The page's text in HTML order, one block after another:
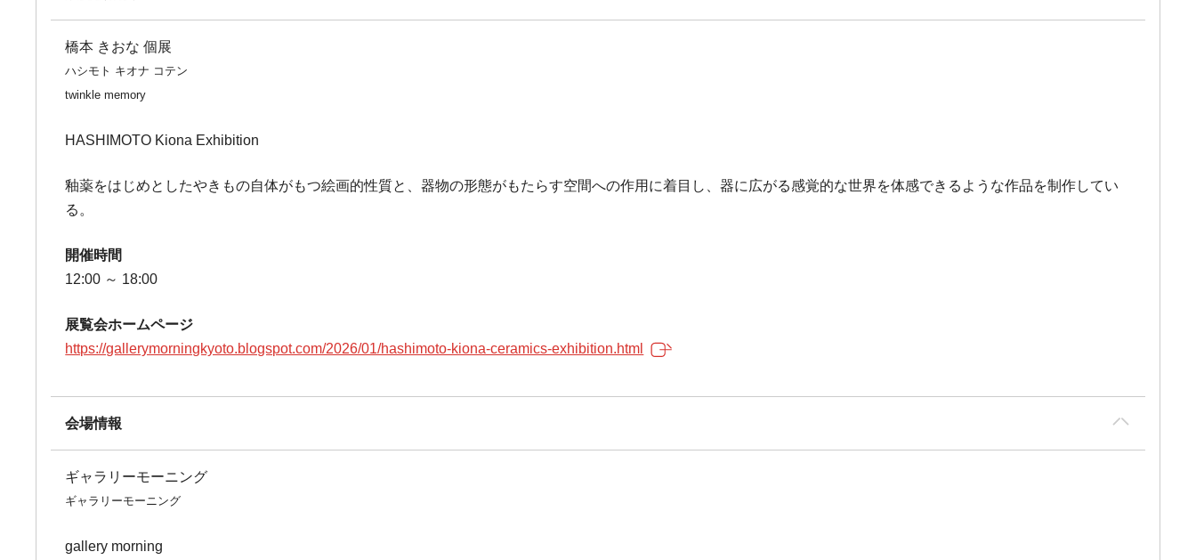
橋本 きおな 個展
ハシモト キオナ コテン
twinkle memory
HASHIMOTO Kiona Exhibition
釉薬をはじめとしたやきもの自体がもつ絵画的性質と、器物の形態がもたらす空間への作用に着目し、器に広がる感覚的な世界を体感できるような作品を制作してい
る。
開催時間
12:00 ～ 18:00
展覧会ホームページ
https://gallerymorningkyoto.blogspot.com/2026/01/hashimoto-kiona-ceramics-exhibition.html
会場情報
ギャラリーモーニング
ギャラリーモーニング
gallery morning